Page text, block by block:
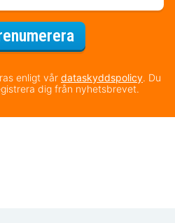
enligt vår dataskyddspolicy. Du
dig från nyhetsbrevet.